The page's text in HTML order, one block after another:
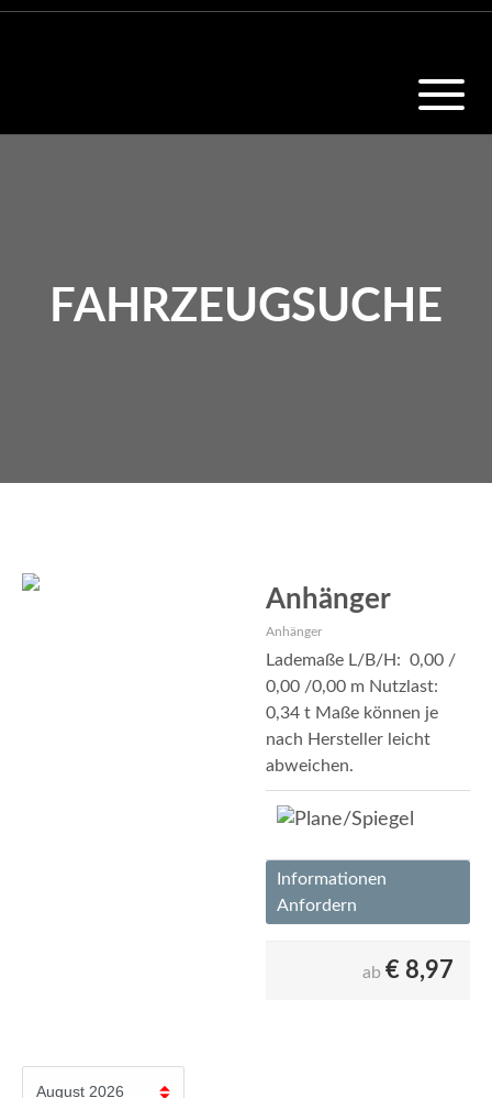
FAHRZEUGSUCHE
Anhänger
Anhänger
Lademaße L/B/H: 0,00 /
0,00 /0,00 m Nutzlast:
0,34 t Maße können je
nach Hersteller leicht
abweichen.
Informationen
Anfordern
ab € 8,97